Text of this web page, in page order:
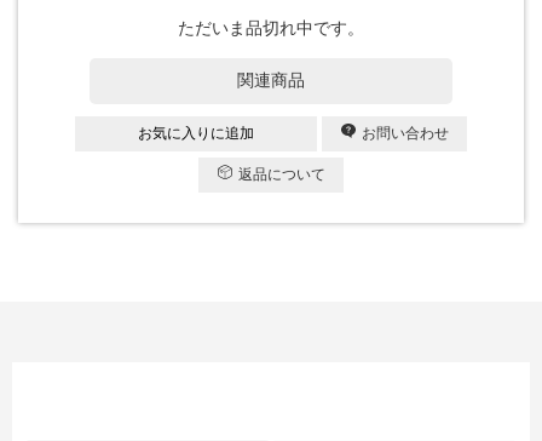
ただいま品切れ中です。
関連商品
お気に入りに追加 お問い合わせ
返品について